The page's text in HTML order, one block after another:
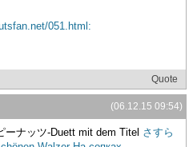
051.html:
Quote
(06.12.15 09:54)
ーナッツ-Duett mit dem Titel さすら